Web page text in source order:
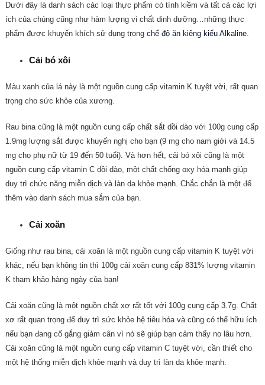
Dưới đây là danh sách các loại thực phẩm có tính kiềm và tất cả các lợi
ích của chúng cũng như hàm lượng vi chất dinh dưỡng…những thực
phẩm được khuyến khích sử dụng trong chế độ ăn kiêng kiểu Alkaline.
Cải bó xôi
Màu xanh của lá này là một nguồn cung cấp vitamin K tuyệt vời, rất quan
trọng cho sức khỏe của xương.
Rau bina cũng là một nguồn cung cấp chất sắt dồi dào với 100g cung cấp
1.9mg lượng sắt được khuyến nghị cho bạn (9 mg cho nam giới và 14.5
mg cho phụ nữ từ 19 đến 50 tuổi). Và hơn hết, cải bó xôi cũng là một
nguồn cung cấp vitamin C dồi dào, một chất chống oxy hóa mạnh giúp
duy trì chức năng miễn dịch và làn da khỏe mạnh. Chắc chắn là một để
thêm vào danh sách mua sắm của bạn.
Cải xoăn
Giống như rau bina, cải xoăn là một nguồn cung cấp vitamin K tuyệt vời
khác, nếu bạn không tin thì 100g cải xoăn cung cấp 831% lượng vitamin
K tham khảo hàng ngày của bạn!
Cải xoăn cũng là một nguồn chất xơ rất tốt với 100g cung cấp 3.7g. Chất
xơ rất quan trọng để duy trì sức khỏe hệ tiêu hóa và cũng có thể hữu ích
nếu bạn đang cố gắng giảm cân vì nó sẽ giúp bạn cảm thấy no lâu hơn.
Cải xoăn cũng là một nguồn cung cấp vitamin C tuyệt vời, cần thiết cho
một hệ thống miễn dịch khỏe mạnh và duy trì làn da khỏe mạnh.